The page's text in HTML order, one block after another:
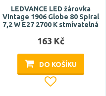
LEDVANCE LED žárovka
Vintage 1906 Globe 80 Spiral
7,2 W E27 2700 K stmívatelná
163 Kč
DO KOŠÍKU